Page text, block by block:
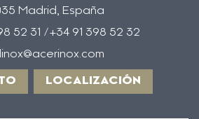
Madrid, España
52 31 /+34 91 398 52 32
LOCALIZACIÓN